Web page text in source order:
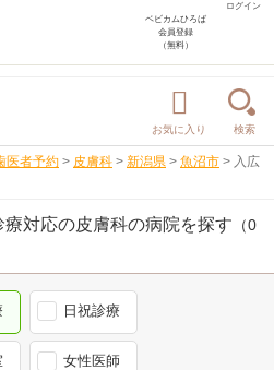
ログイン
ベビカムひろば
会員登録
（無料）
お気に入り 検索
医者予約 > 皮膚科 > 新潟県 > 魚沼市 > 入広
対応の皮膚科の病院を探す （0
日祝診療
女性医師